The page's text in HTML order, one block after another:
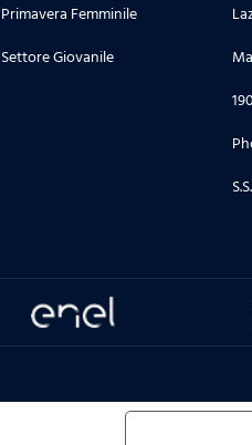
Primavera Femminile
Settore Giovanile